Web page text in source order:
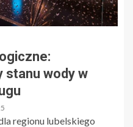
stanu wody w
regionu lubelskiego